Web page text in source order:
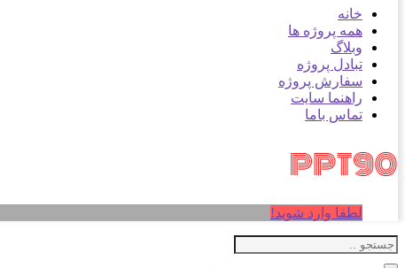
خانه
همه پروژه ها
وبلاگ
تبادل پروژه
سفارش پروژه
راهنما سایت
تماس باما
لطفا وارد شوید!